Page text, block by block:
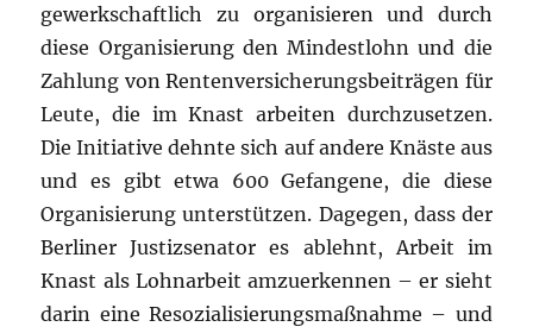
gewerkschaftlich zu organisieren und durch
diese Organisierung den Mindestlohn und die
Zahlung von Rentenversicherungsbeiträgen für
Leute, die im Knast arbeiten durchzusetzen.
Die Initiative dehnte sich auf andere Knäste aus
und es gibt etwa 600 Gefangene, die diese
Organisierung unterstützen. Dagegen, dass der
Berliner Justizsenator es ablehnt, Arbeit im
Knast als Lohnarbeit amzuerkennen – er sieht
darin eine Resozialisierungsmaßnahme – und